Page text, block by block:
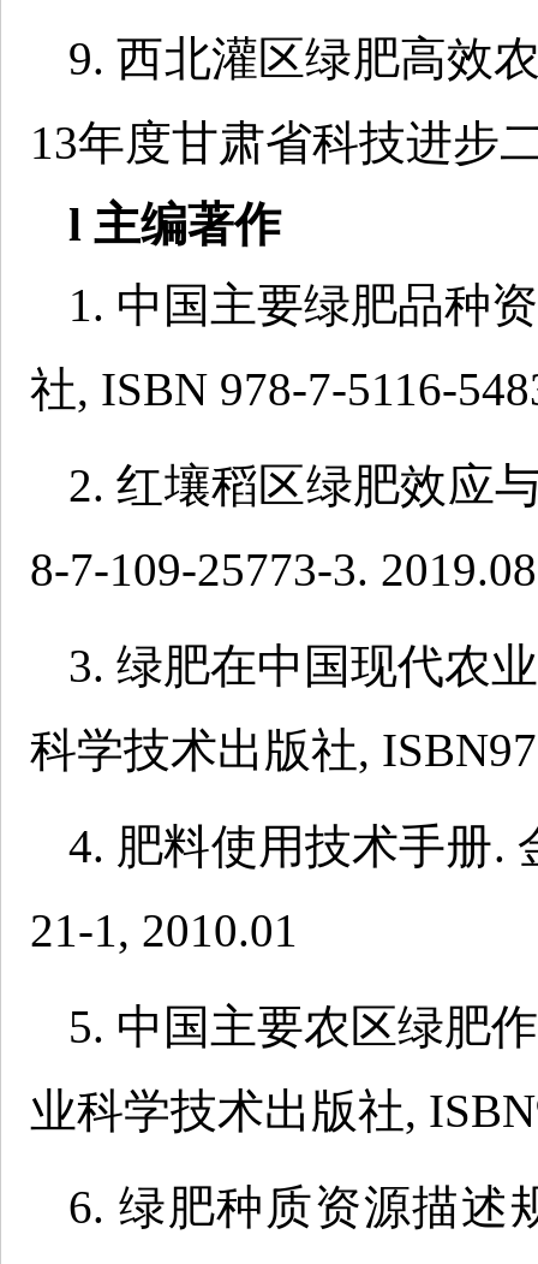
9. 西北灌区绿肥高效
13年度甘肃省科技进步
l 主编著作
1. 中国主要绿肥品种
社, ISBN 978-7-5116-
2. 红壤稻区绿肥效应
8-7-109-25773-3. 2019.08
3. 绿肥在中国现代农
科学技术出版社,
4. 肥料使用技术手册.
21-1, 2010.01
5. 中国主要农区绿肥
业科学技术出版社,
6. 绿肥种质资源描述